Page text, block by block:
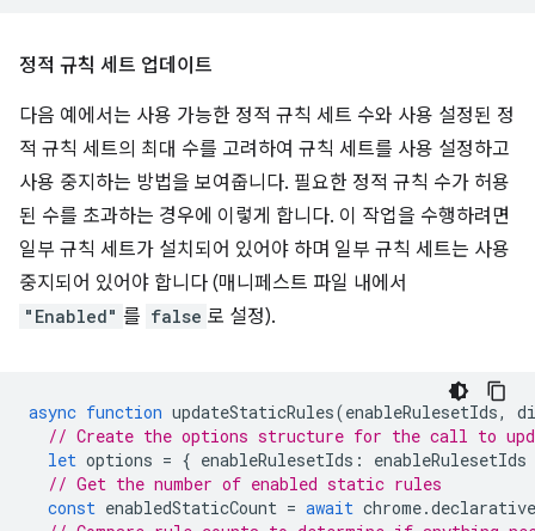
정적 규칙 세트 업데이트
다음 예에서는 사용 가능한 정적 규칙 세트 수와 사용 설정된 정
적 규칙 세트의 최대 수를 고려하여 규칙 세트를 사용 설정하고
사용 중지하는 방법을 보여줍니다. 필요한 정적 규칙 수가 허용
된 수를 초과하는 경우에 이렇게 합니다. 이 작업을 수행하려면
일부 규칙 세트가 설치되어 있어야 하며 일부 규칙 세트는 사용
중지되어 있어야 합니다 (매니페스트 파일 내에서
"Enabled" 를 false 로 설정).
async function updateStaticRules(enableRulesetIds,
// Create the options structure for the call to
let options = { enableRulesetIds :
enableRulesetIds
// Get the number of enabled static rules
const enabledStaticCount = await chrome.